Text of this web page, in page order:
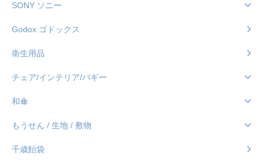
SONY ソニー
Godox ゴドックス
衛生用品
チェア/インテリア/バギー
和傘
もうせん / 生地 / 敷物
千歳飴袋